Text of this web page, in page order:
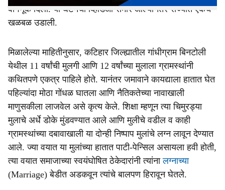
वागणूक दिली. या घटनेचा व्हिडिओ समोर आल्यानंतर राज्यात एकच
खळबळ उडाली.
मिळालेल्या माहितीनुसार, कटिहार जिल्ह्यातील गांधीग्राम बिनटोली
येथील 11 वर्षांची मुलगी आणि 12 वर्षांच्या मुलाला ग्रामस्थांनी
कथितपणे एकत्र पाहिले होते. यानंतर जमावाने कायद्याला हातात घेत
पहिल्यांदा मोठा गोंधळ घातला आणि नैतिकतेच्या नावाखाली
माणुसकीला लाजवेल असे कृत्य केले. शिक्षा म्हणून त्या चिमुरड्या
मुलाचे अर्धे डोके मुंडवण्यात आले आणि मुलीचे वडील व काही
ग्रामस्थांच्या दबावाखाली या दोन्ही निष्पाप मुलांचे लग्न लावून देण्यात
आले. ज्या वयात या मुलांच्या हातात पाटी-पेन्सिल असायला हवी होती,
त्या वयात समाजाच्या स्वयंघोषित ठेकेदारांनी त्यांनालग्नाच्या
(Marriage) बेडीत अडकवून त्यांचे बालपण हिरावून घेतले.